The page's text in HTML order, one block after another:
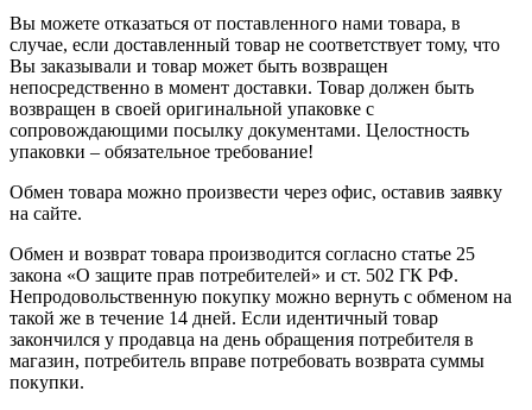
Вы можете отказаться от поставленного нами товара, в
случае, если доставленный товар не соответствует тому, что
Вы заказывали и товар может быть возвращен
непосредственно в момент доставки. Товар должен быть
возвращен в своей оригинальной упаковке с
сопровождающими посылку документами. Целостность
упаковки – обязательное требование!
Обмен товара можно произвести через офис, оставив заявку
на сайте.
Обмен и возврат товара производится согласно статье 25
закона «О защите прав потребителей» и ст. 502 ГК РФ.
Непродовольственную покупку можно вернуть с обменом на
такой же в течение 14 дней. Если идентичный товар
закончился у продавца на день обращения потребителя в
магазин, потребитель вправе потребовать возврата суммы
покупки.